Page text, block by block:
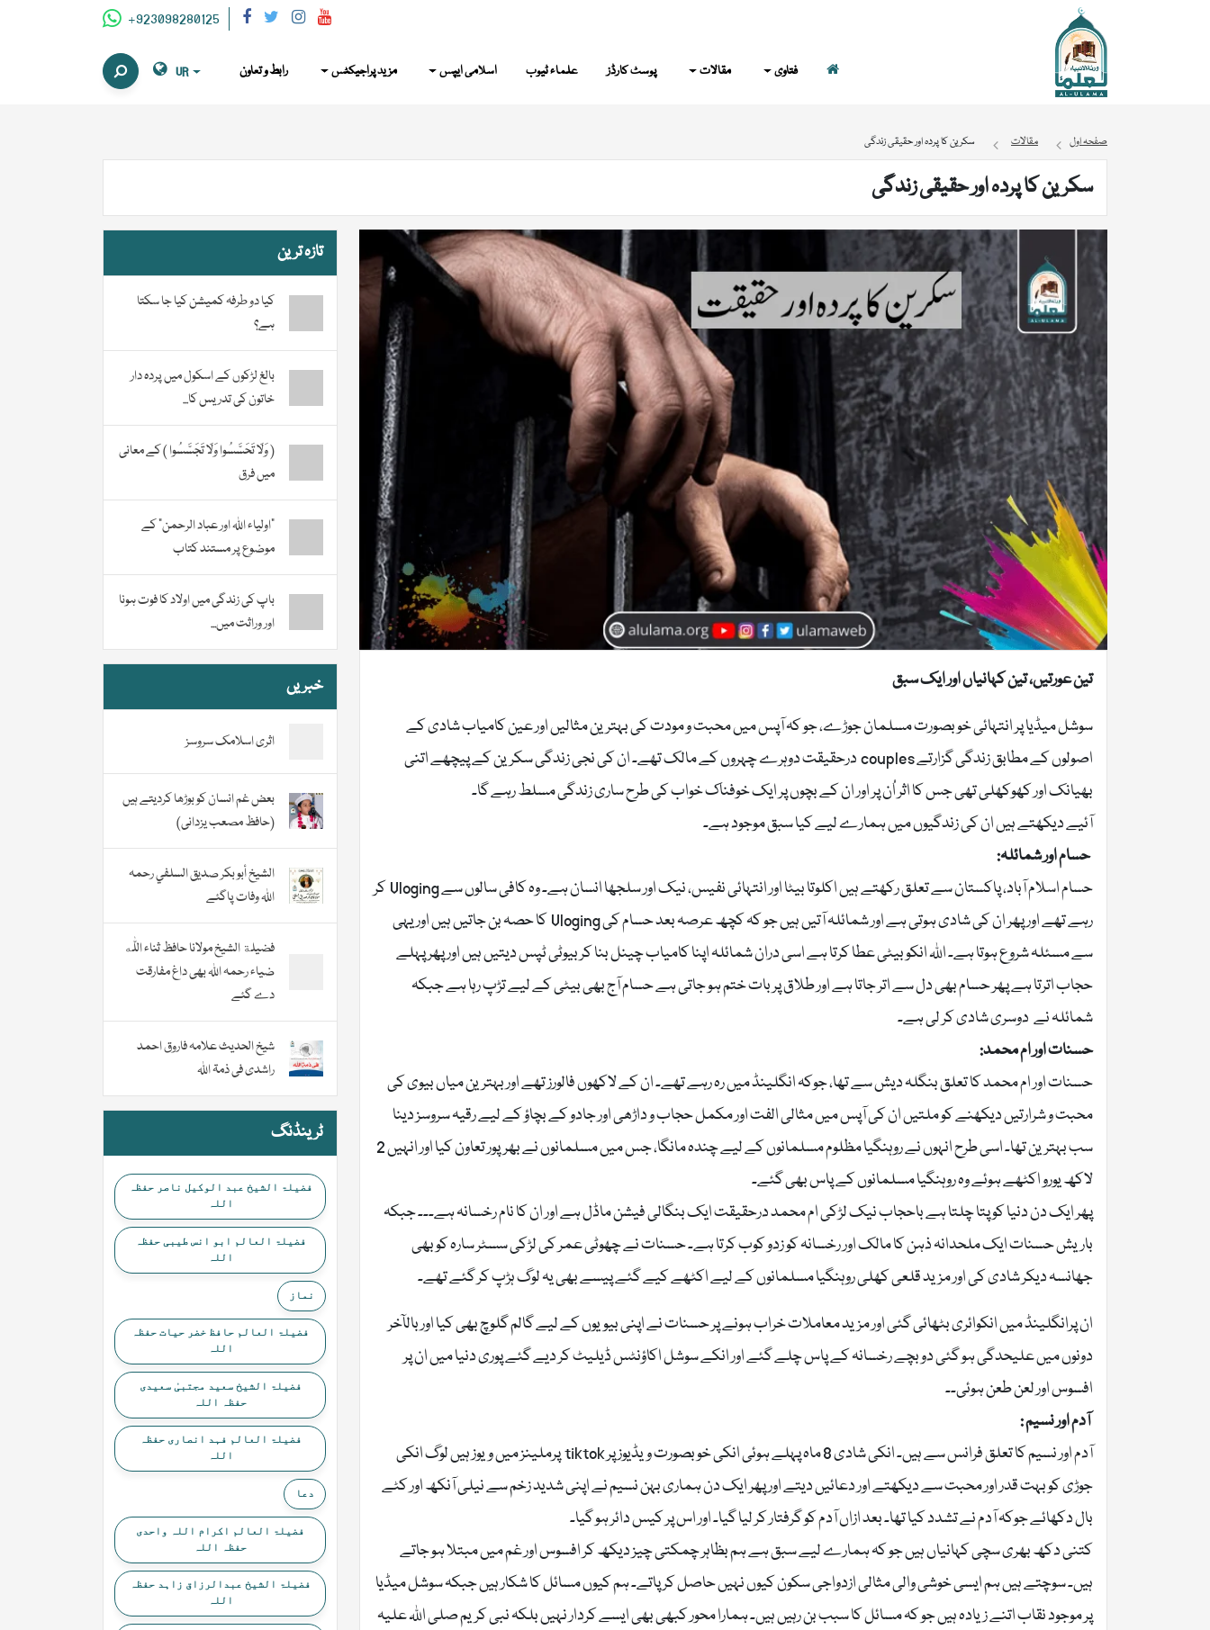
+923098280125
فتاوی مقالات پوسٹ کارڈز علماء ٹیوب اسلامی ایپس مزید پراجیکٹس رابط و تعاون UR
صفحہ اول مقالات سکرین کا پردہ اور حقیقی زندگی
سکرین کا پردہ اور حقیقی زندگی
تین عورتیں، تین کہانیاں اور ایک سبق
سوشل میڈیا پر انتہائی خوبصورت مسلمان جوڑے، جو کہ آپس میں محبت و مودت کی بہترین مثالیں اور عین کامیاب شادی کے
اصولوں کے مطابق زندگی گزارتے couples درحقیقت دوہرے چہروں کے مالک تھے۔ ان کی نجی زندگی سکرین کے پیچھے اتنی
بھیانک اور کھوکھلی تھی جس کا اثر اُن پر اور ان کے بچوں پر ایک خوفناک خواب کی طرح ساری زندگی مسلط رہے گا۔
آئیے دیکھتے ہیں ان کی زندگیوں میں ہمارے لیے کیا سبق موجود ہے۔
حسام اور شمائلہ:
حسام اسلام آباد، پاکستان سے تعلق رکھتے ہیں اکلوتا بیٹا اور انتہائی نفیس، نیک اور سلجھا انسان ہے۔ وہ کافی سالوں سے Vloging کر
رہے تھے اور پھر ان کی شادی ہوتی ہے اور شمائلہ آتیں ہیں جو کہ کچھ عرصہ بعد حسام کی Vloging کا حصہ بن جاتیں ہیں اور یہی
سے مسئلہ شروع ہوتا ہے۔ اللہ انکو بیٹی عطا کرتا ہے اسی دران شمائلہ اپنا کامیاب چینل بنا کر بیوٹی ٹپس دیتیں ہیں اور پھر پہلے
حجاب اترتا ہے پھر حسام بھی دل سے اتر جاتا ہے اور طلاق پر بات ختم ہو جاتی ہے حسام آج بھی بیٹی کے لیے تڑپ رہا ہے جبکہ
شمائلہ نے دوسری شادی کر لی ہے۔
حسنات اور ام محمد:
حسنات اور ام محمد کا تعلق بنگلہ دیش سے تھا، جوکہ انگلینڈ میں رہ رہے تھے۔ ان کے لاکھوں فالورز تھے اور بہترین میاں بیوی کی
محبت و شرارتیں دیکھنے کو ملتیں ان کی آپس میں مثالی الفت اور مکمل حجاب و داڑھی اور جادو کے بچاؤ کے لیے رقیہ سروسز دینا
سب بہترین تھا۔ اسی طرح انہوں نے روہنگیا مظلوم مسلمانوں کے لیے چندہ مانگا، جس میں مسلمانوں نے بھرپور تعاون کیا اور انہیں 2
لاکھ یورو اکٹھے ہوئے وہ روہنگیا مسلمانوں کے پاس بھی گئے۔
پھر ایک دن دنیا کو پتا چلتا ہے باحجاب نیک لڑکی ام محمد درحقیقت ایک بنگالی فیشن ماڈل ہے اور ان کا نام رخسانہ ہے۔۔۔ جبکہ
باریش حسنات ایک ملحدانہ ذہن کا مالک اور رخسانہ کو زدو کوب کرتا ہے۔ حسنات نے چھوٹی عمر کی لڑکی سسٹر سارہ کو بھی
جھانسہ دیکر شادی کی اور مزید قلعی کھلی روہنگیا مسلمانوں کے لیے اکٹھے کیے گئے پیسے بھی یہ لوگ ہڑپ کر گئے تھے۔
ان پرانگلینڈ میں انکوائری بٹھائی گئی اور مزید معاملات خراب ہونے پر حسنات نے اپنی بیویوں کے لیے گالم گلوچ بھی کیا اور بالآخر
دونوں میں علیحدگی ہو گئی دو بچے رخسانہ کے پاس چلے گئے اور انکے سوشل اکاؤنٹس ڈیلیٹ کر دیے گئے پوری دنیا میں ان پر
افسوس اور لعن طعن ہوئی۔۔
آدم اور نسیم :
آدم اور نسیم کا تعلق فرانس سے ہیں۔ انکی شادی 8 ماہ پہلے ہوئی انکی خوبصورت ویڈیوز پر tiktok پرملینز میں ویوز ہیں لوگ انکی
جوڑی کو بہت قدر اور محبت سے دیکھتے اور دعائیں دیتے اور پھر ایک دن ہماری بہن نسیم نے اپنی شدید زخم سے نیلی آنکھ اور کٹے
بال دکھائے جوکہ آدم نے تشدد کیا تھا۔ بعد ازاں آدم کو گرفتار کر لیا گیا۔ اور اس پر کیس دائر ہو گیا۔
کتنی دکھ بھری سچی کہانیاں ہیں جو کہ ہمارے لیے سبق ہے ہم بظاہر چمکتی چیز دیکھ کر افسوس اور غم میں مبتلا ہو جاتے
ہیں۔ سوچتے ہیں ہم ایسی خوشی والی مثالی ازدواجی سکون کیوں نہیں حاصل کر پاتے۔ ہم کیوں مسائل کا شکار ہیں جبکہ سوشل میڈیا
پر موجود نقاب اتنے زیادہ ہیں جو کہ مسائل کا سبب بن رہیں ہیں۔ ہمارا محور کبھی بھی ایسے کردار نہیں بلکہ نبی کریم صلی اللہ علیہ
تازہ ترین
کیا دو طرفہ کمیشن کیا جا سکتا
ہے؟
بالغ لڑکوں کے اسکول میں پردہ دار
خاتون کی تدریس کا...
( وَلَا تَحَسَّسُوا وَلَا تَجَسَّسُوا ) کے معانی
میں فرق
“اولیاء اللہ اور عباد الرحمن” کے
موضوع پر مستند کتاب
باپ کی زندگی میں اولاد کا فوت ہونا
اور وراثت میں...
خبریں
اثری اسلامک سروسز
بعض غم انسان کو بوڑھا کردیتے ہیں
(حافظ مصعب یزدانی)
الشيخ أبو بكر صديق السلفي رحمہ
اللہ وفات پاگئے
فضیلة الشيخ مولانا حافظ ثناء اللّٰه
ضیاء رحمہ اللہ بھی داغ مفارقت
دے گئے
شیخ الحدیث علامہ فاروق احمد
راشدی فی ذمۃ اللہ
ٹرینڈنگ
فضیلۃ الشیخ عبد الوکیل ناصر حفظہ
اللہ
فضیلۃ العالم ابو انس طیبی حفظہ
اللہ
نماز
فضیلۃ العالم حافظ خضر حیات حفظہ
اللہ
فضیلۃ الشیخ سعید مجتبیٰ سعیدی
حفظہ اللہ
فضیلۃ العالم فہد انصاری حفظہ
اللہ
دعا
فضیلۃ العالم اکرام اللہ واحدی
حفظہ اللہ
فضیلۃ الشیخ عبدالرزاق زاہد حفظہ
اللہ